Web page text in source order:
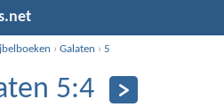
›Galaten ›5
5:4